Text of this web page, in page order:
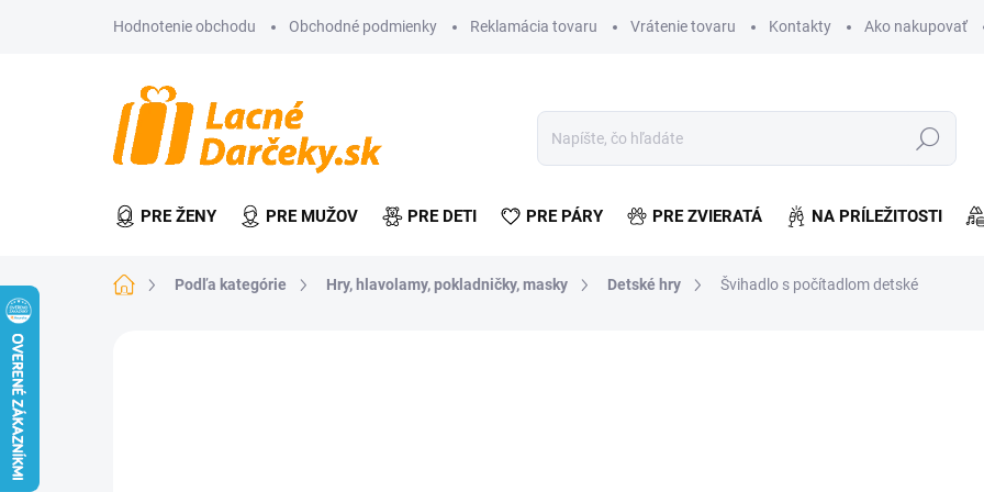
Hodnotenie obchodu Obchodné podmienky Reklamácia tovaru Vrátenie tovaru Kontakty Ako nakupovať
Hľadať
PRE ŽENY PRE MUŽOV PRE DETI PRE PÁRY PRE ZVIERATÁ NA PRÍLEŽITOSTI
DomovPodľa kategórie Hry, hlavolamy, pokladničky, masky Detské hry Švihadlo s počítadlom detské